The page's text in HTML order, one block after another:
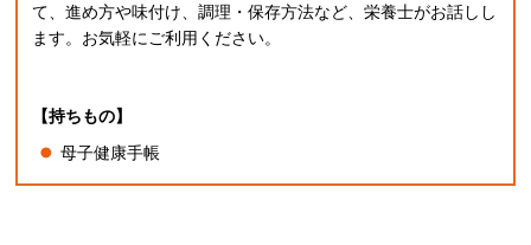
て、進め方や味付け、調理・保存方法など、栄養士がお話しし
ます。お気軽にご利用ください。
【持ちもの】
母子健康手帳